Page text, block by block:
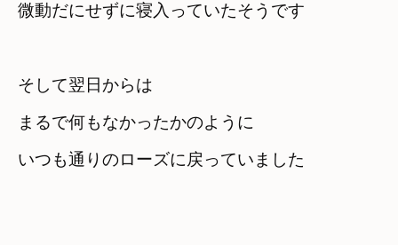
微動だにせずに寝入っていたそうです
そして翌日からは
まるで何もなかったかのように
いつも通りのローズに戻っていました